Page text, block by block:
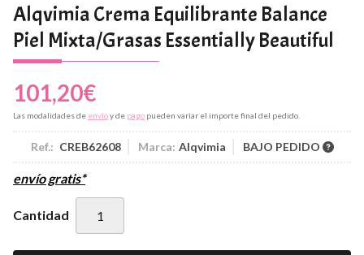
Alqvimia Crema Equilibrante Balance
Piel Mixta/Grasas Essentially Beautiful
101,20€
Las modalidades de envíoy de pago pueden variar el importe final del pedido.
Ref.: CREB62608 Marca: Alqvimia BAJO PEDIDO
envío gratis*
Cantidad